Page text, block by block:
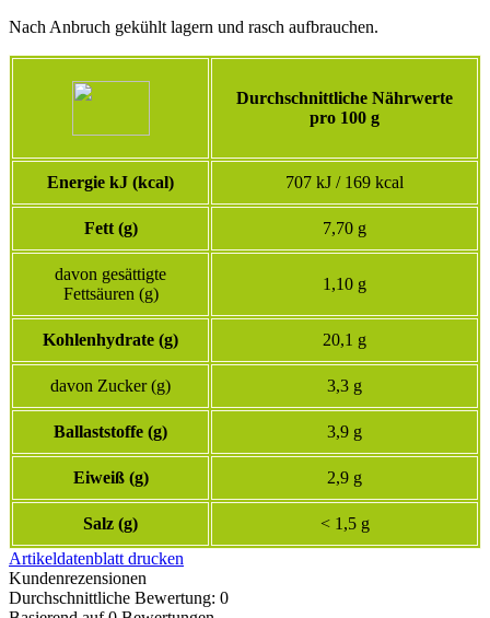
Nach Anbruch gekühlt lagern und rasch aufbrauchen.
Durchschnittliche Nährwerte
pro 100 g
Energie kJ (kcal) 707 kJ / 169 kcal
Fett (g) 7,70 g
davon gesättigte
Fettsäuren (g)
1,10 g
Kohlenhydrate (g) 20,1 g
davon Zucker (g) 3,3 g
Ballaststoffe (g) 3,9 g
Eiweiß (g) 2,9 g
Salz (g)
< 1,5 g
Artikeldatenblatt drucken
Kundenrezensionen
Durchschnittliche Bewertung: 0